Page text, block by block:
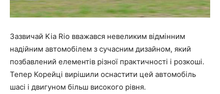
Зазвичай Kia Rio вважався невеликим відмінним
надійним автомобілем з сучасним дизайном, який
позбавлений елементів різної практичності і розкоші.
Тепер Корейці вирішили оснастити цей автомобіль
шасі і двигуном більш високого рівня.